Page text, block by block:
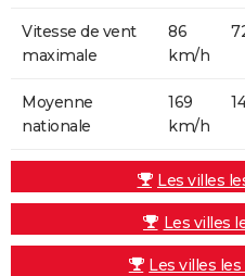
Vitesse de vent
maximale
86
km/h
Moyenne
nationale
169
km/h
Les villes
Les villes
Les villes